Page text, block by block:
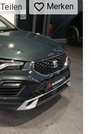
Teilen Merken